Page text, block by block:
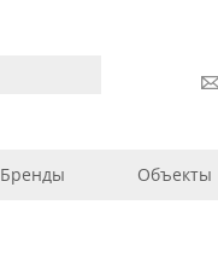
Бренды Объекты